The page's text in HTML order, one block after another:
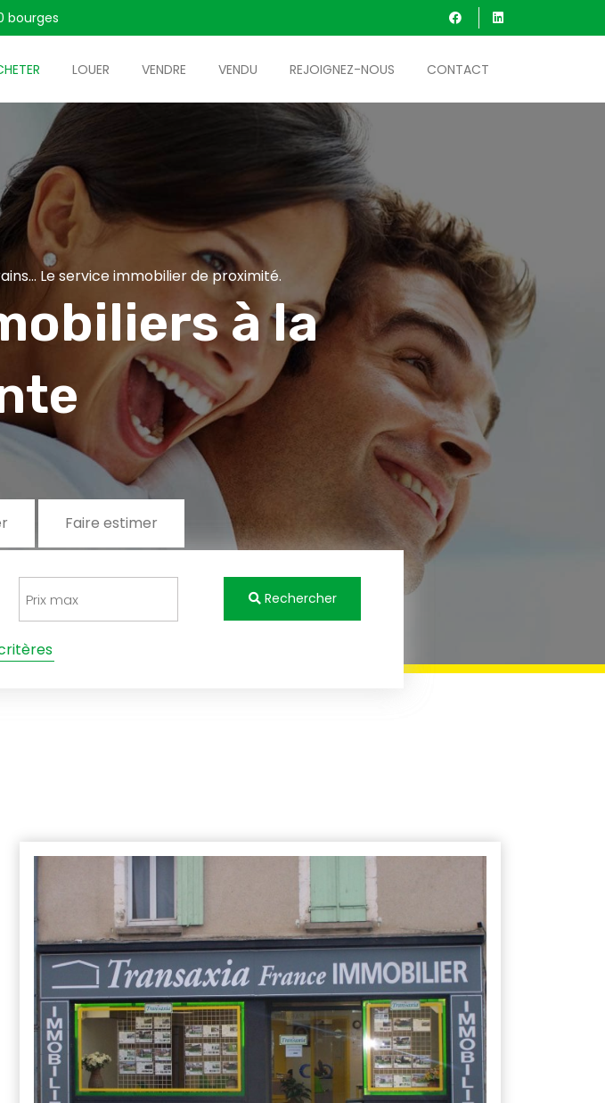
bourges
LOUER VENDRE VENDU REJOIGNEZ-NOUS CONTACT
Le service immobilier de proximité.
à la
Faire estimer
Rechercher